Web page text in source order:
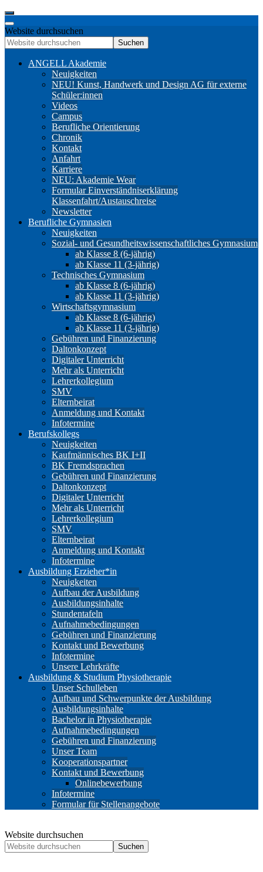
Website durchsuchen
Suchen
ANGELL Akademie
Neuigkeiten
NEU! Kunst, Handwerk und Design AG für externe
Schüler:innen
Videos
Campus
Berufliche Orientierung
Chronik
Kontakt
Anfahrt
Karriere
NEU: Akademie Wear
Formular Einverständniserklärung
Klassenfahrt/Austauschreise
Newsletter
Berufliche Gymnasien
Neuigkeiten
Sozial- und Gesundheitswissenschaftliches Gymnasium
ab Klasse 8 (6-jährig)
ab Klasse 11 (3-jährig)
Technisches Gymnasium
ab Klasse 8 (6-jährig)
ab Klasse 11 (3-jährig)
Wirtschaftsgymnasium
ab Klasse 8 (6-jährig)
ab Klasse 11 (3-jährig)
Gebühren und Finanzierung
Daltonkonzept
Digitaler Unterricht
Mehr als Unterricht
Lehrerkollegium
SMV
Elternbeirat
Anmeldung und Kontakt
Infotermine
Berufskollegs
Neuigkeiten
Kaufmännisches BK I+II
BK Fremdsprachen
Gebühren und Finanzierung
Daltonkonzept
Digitaler Unterricht
Mehr als Unterricht
Lehrerkollegium
SMV
Elternbeirat
Anmeldung und Kontakt
Infotermine
Ausbildung Erzieher*in
Neuigkeiten
Aufbau der Ausbildung
Ausbildungsinhalte
Stundentafeln
Aufnahmebedingungen
Gebühren und Finanzierung
Kontakt und Bewerbung
Infotermine
Unsere Lehrkräfte
Ausbildung & Studium Physiotherapie
Unser Schulleben
Aufbau und Schwerpunkte der Ausbildung
Ausbildungsinhalte
Bachelor in Physiotherapie
Aufnahmebedingungen
Gebühren und Finanzierung
Unser Team
Kooperationspartner
Kontakt und Bewerbung
Onlinebewerbung
Infotermine
Formular für Stellenangebote
Website durchsuchen
Suchen